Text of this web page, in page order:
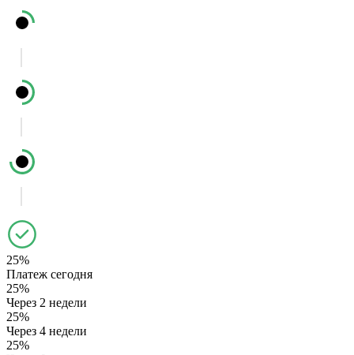
25%
Платеж сегодня
25%
Через 2 недели
25%
Через 4 недели
25%